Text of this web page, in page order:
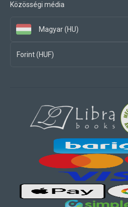
Közösségi média
Magyar (HU)
Forint (HUF)